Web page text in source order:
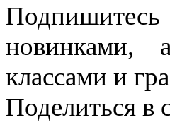
новинками,
классами и
Поделиться в